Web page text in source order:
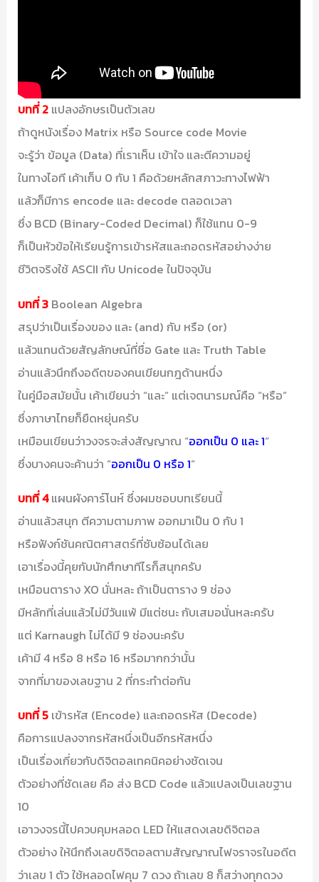
บทที่ 2 แปลงอักษรเป็นตัวเลข
ถ้าดูหนังเรื่อง Matrix หรือ Source code Movie
จะรู้ว่า ข้อมูล (Data) ที่เราเห็น เข้าใจ และตีความอยู่
ในทางไอที เค้าเก็บ 0 กับ 1 คือด้วยหลักสภาวะทางไฟฟ้า
แล้วก็มีการ encode และ decode ตลอดเวลา
ซึ่ง BCD (Binary-Coded Decimal) ก็ใช้แทน 0-9
ก็เป็นหัวข้อให้เรียนรู้การเข้ารหัสและถอดรหัสอย่างง่าย
ชีวิตจริงใช้ ASCII กับ Unicode ในปัจจุบัน
บทที่ 3 Boolean Algebra
สรุปว่าเป็นเรื่องของ และ (and) กับ หรือ (or)
แล้วแทนด้วยสัญลักษณ์ที่ชื่อ Gate และ Truth Table
อ่านแล้วนึกถึงอดีตของคนเขียนกฎด้านหนึ่ง
ในคู่มือสมัยนั้น เค้าเขียนว่า “และ” แต่เจตนารมณ์คือ “หรือ”
ซึ่งภาษาไทยก็ยืดหยุ่นครับ
เหมือนเขียนว่าวงจรจะส่งสัญญาณ “ออกเป็น 0 และ 1“
ซึ่งบางคนจะค้านว่า “ออกเป็น 0 หรือ 1“
บทที่ 4แผนผังคาร์โนห์ ซึ่งผมชอบบทเรียนนี้
อ่านแล้วสนุก ตีความตามภาพ ออกมาเป็น 0 กับ 1
หรือฟังก์ชันคณิตศาสตร์ที่ซับซ้อนได้เลย
เอาเรื่องนี้คุยกับนักศึกษาทีไรก็สนุกครับ
เหมือนตาราง XO นั่นหละ ถ้าเป็นตาราง 9 ช่อง
มีหลักที่เล่นแล้วไม่มีวันแพ้ มีแต่ชนะ กับเสมอนั่นหละครับ
แต่ Karnaugh ไม่ได้มี 9 ช่องนะครับ
เค้ามี 4 หรือ 8 หรือ 16 หรือมากกว่านั้น
จากที่มาของเลขฐาน 2 ที่กระทำต่อกัน
บทที่ 5 เข้ารหัส (Encode) และถอดรหัส (Decode)
คือการแปลงจากรหัสหนึ่งเป็นอีกรหัสหนึ่ง
เป็นเรื่องเกี่ยวกับดิจิตอลเทคนิคอย่างชัดเจน
ตัวอย่างที่ชัดเลย คือ ส่ง BCD Code แล้วแปลงเป็นเลขฐาน
10
เอาวงจรนี้ไปควบคุมหลอด LED ให้แสดงเลขดิจิตอล
ตัวอย่าง ให้นึกถึงเลขดิจิตอลตามสัญญาณไฟจราจรในอดีต
ว่าเลข 1 ตัว ใช้หลอดไฟคุม 7 ดวง ถ้าเลข 8 ก็สว่างทุกดวง